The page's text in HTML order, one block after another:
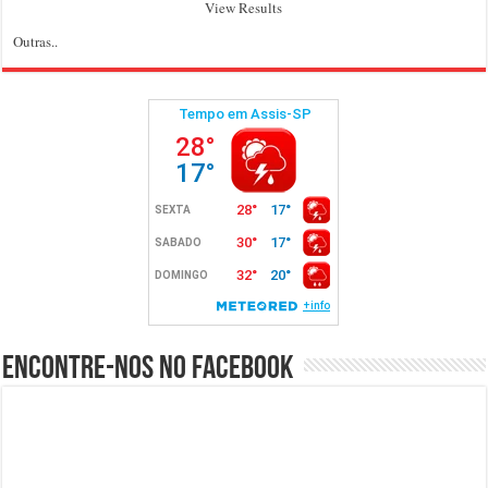
View Results
Outras..
Encontre-nos no Facebook